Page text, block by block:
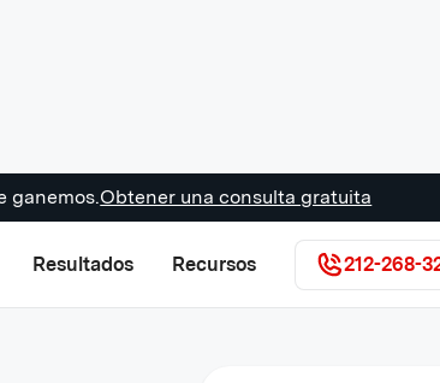
ganemos.Obtener una consulta gratuita
Resultados Recursos 212-268-